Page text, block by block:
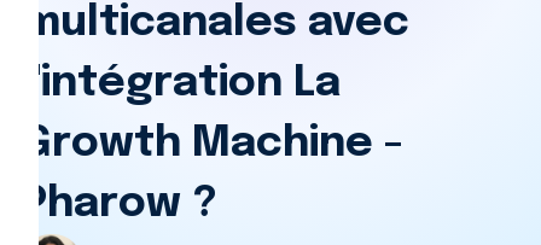
multicanales avec
l'intégration La
Growth Machine -
Pharow ?